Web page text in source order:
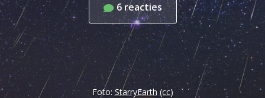
6 reacties
Foto:StarryEarth (cc)